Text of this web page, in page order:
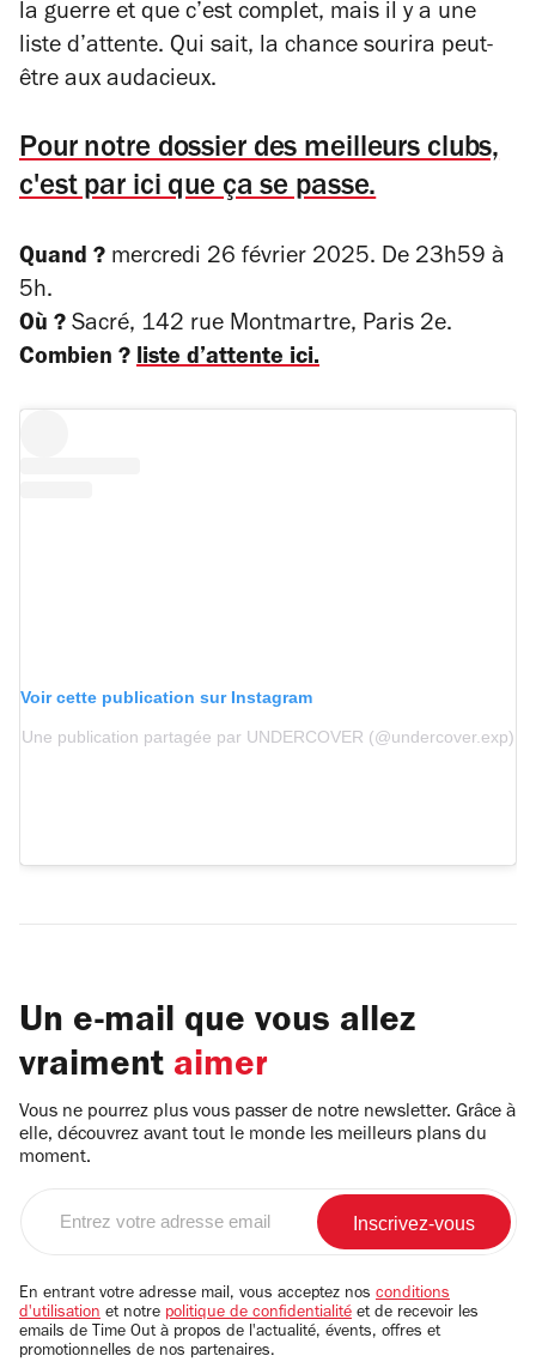
la guerre et que c’est complet, mais il y a une
liste d’attente. Qui sait, la chance sourira peut-
être aux audacieux.
Pour notre dossier des meilleurs clubs,
c'est par ici que ça se passe.
Quand ? mercredi 26 février 2025. De 23h59 à
5h.
Où ? Sacré, 142 rue Montmartre, Paris 2e.
Combien ? liste d’attente ici.
Voir cette publication sur Instagram
Une publication partagée par UNDERCOVER (@undercover.exp)
Un e-mail que vous allez
vraiment aimer
Vous ne pourrez plus vous passer de notre newsletter. Grâce à
elle, découvrez avant tout le monde les meilleurs plans du
moment.
email
En entrant votre adresse mail, vous acceptez nos conditions
d'utilisation et notre politique de confidentialité et de recevoir les
emails de Time Out à propos de l'actualité, évents, offres et
promotionnelles de nos partenaires.